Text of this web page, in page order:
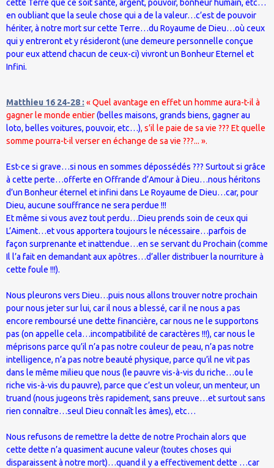
cette Terre que ce soit santé, argent, pouvoir, bonheur humain, etc…
en oubliant que la seule chose qui a de la valeur…c’est de pouvoir
hériter, à notre mort sur cette Terre…du Royaume de Dieu…où ceux
qui y entreront et y résideront (une demeure personnelle conçue
pour eux attend chacun de ceux-ci) vivront un Bonheur Eternel et
Infini.
Matthieu 16 24-28 : « Quel avantage en effet un homme aura-t-il à
gagner le monde entier(belles maisons, grands biens, gagner au
loto, belles voitures, pouvoir, etc…), s’il le paie de sa vie ??? Et quelle
somme pourra-t-il verser en échange de sa vie ???... ».
Est-ce si grave…si nous en sommes dépossédés ??? Surtout si grâce
à cette perte…offerte en Offrande d’Amour à Dieu…nous héritons
d’un Bonheur éternel et infini dans Le Royaume de Dieu…car, pour
Dieu, aucune souffrance ne sera perdue !!!
Et même si vous avez tout perdu…Dieu prends soin de ceux qui
L’Aiment…et vous apportera toujours le nécessaire…parfois de
façon surprenante et inattendue…en se servant du Prochain (comme
Il l’a fait en demandant aux apôtres…d’aller distribuer la nourriture à
cette foule !!!).
Nous pleurons vers Dieu…puis nous allons trouver notre prochain
pour nous jeter sur lui, car il nous a blessé, car il ne nous a pas
encore remboursé une dette financière, car nous ne le supportons
pas (on appelle cela…incompatibilité de caractères !!!), car nous le
méprisons parce qu’il n’a pas notre couleur de peau, n’a pas notre
intelligence, n’a pas notre beauté physique, parce qu’il ne vit pas
dans le même milieu que nous (le pauvre vis-à-vis du riche…ou le
riche vis-à-vis du pauvre), parce que c’est un voleur, un menteur, un
truand (nous jugeons très rapidement, sans preuve…et surtout sans
rien connaître…seul Dieu connaît les âmes), etc…
Nous refusons de remettre la dette de notre Prochain alors que
cette dette n’a quasiment aucune valeur (toutes choses qui
disparaissent à notre mort)…quand il y a effectivement dette …car